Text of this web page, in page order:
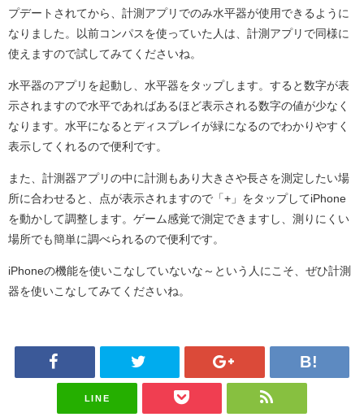
プデートされてから、計測アプリでのみ水平器が使用できるように
なりました。以前コンパスを使っていた人は、計測アプリで同様に
使えますので試してみてくださいね。
水平器のアプリを起動し、水平器をタップします。すると数字が表
示されますので水平であればあるほど表示される数字の値が少なく
なります。水平になるとディスプレイが緑になるのでわかりやすく
表示してくれるので便利です。
また、計測器アプリの中に計測もあり大きさや長さを測定したい場
所に合わせると、点が表示されますので「+」をタップしてiPhone
を動かして調整します。ゲーム感覚で測定できますし、測りにくい
場所でも簡単に調べられるので便利です。
iPhoneの機能を使いこなしていないな～という人にこそ、ぜひ計測
器を使いこなしてみてくださいね。
LINE